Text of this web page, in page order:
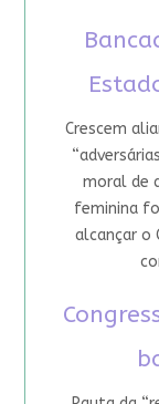
Crescem
moral de
feminina
alcançar o